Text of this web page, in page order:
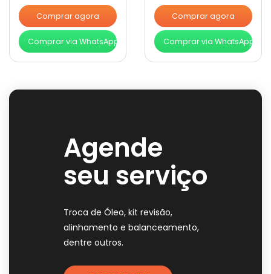
Comprar agora
Comprar via WhatsApp
Comprar agora
Comprar via WhatsApp
Agende
seu serviço
Troca de Óleo, kit revisão,
alinhamento e balanceamento,
dentre outros.